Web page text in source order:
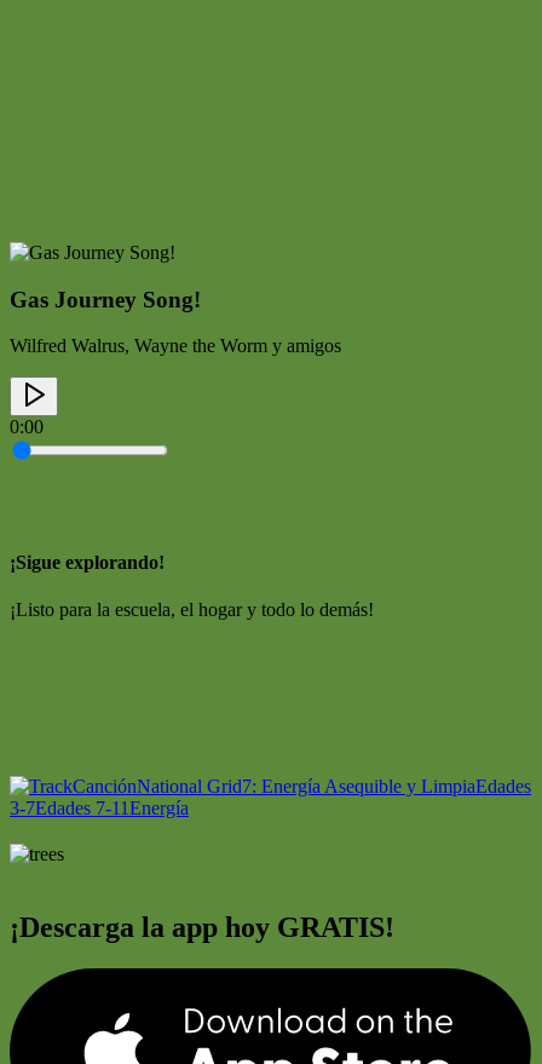
Gas Journey Song!
Wilfred Walrus, Wayne the Worm y amigos
0:00
¡Sigue explorando!
¡Listo para la escuela, el hogar y todo lo demás!
CanciónNational Grid7: Energía Asequible y LimpiaEdades
3-7Edades 7-11Energía
¡Descarga la app hoy GRATIS!